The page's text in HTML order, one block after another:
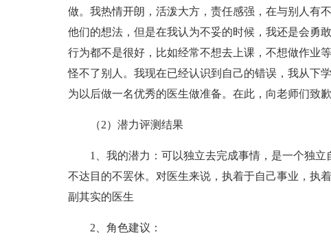
做。我热情开朗，活泼大方，责任感强，在与别人有
他们的想法，但是在我认为不妥的时候，我还是会勇
行为都不是很好，比如经常不想去上课，不想做作业
怪不了别人。我现在已经认识到自己的错误，我从下
为以后做一名优秀的医生做准备。在此，向老师们致
（2）潜力评测结果
1、我的潜力：可以独立去完成事情，是一个独立
不达目的不罢休。对医生来说，执着于自己事业，执
副其实的医生
2、角色建议：